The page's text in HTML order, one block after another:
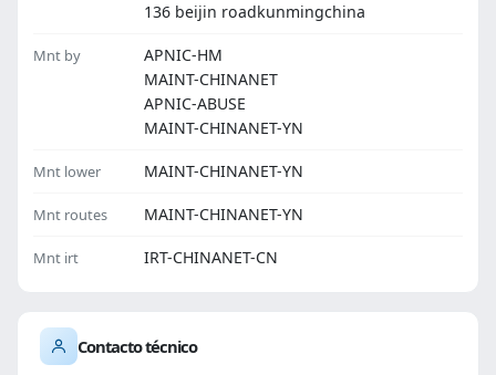
136 beijin roadkunmingchina
Mnt by
APNIC-HM
MAINT-CHINANET
APNIC-ABUSE
MAINT-CHINANET-YN
Mnt lower MAINT-CHINANET-YN
Mnt routes MAINT-CHINANET-YN
Mnt irt IRT-CHINANET-CN
Contacto técnico